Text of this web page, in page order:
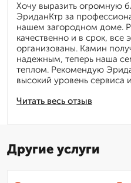
Читать весь отзыв
Хочу выразить огромную
ЭриданКтр за
нашем загородном доме.
качественно и в срок, все
организованы. Камин
надежным, теперь наша
теплом. Рекомендую
высокий уровень сервиса
Другие услуги